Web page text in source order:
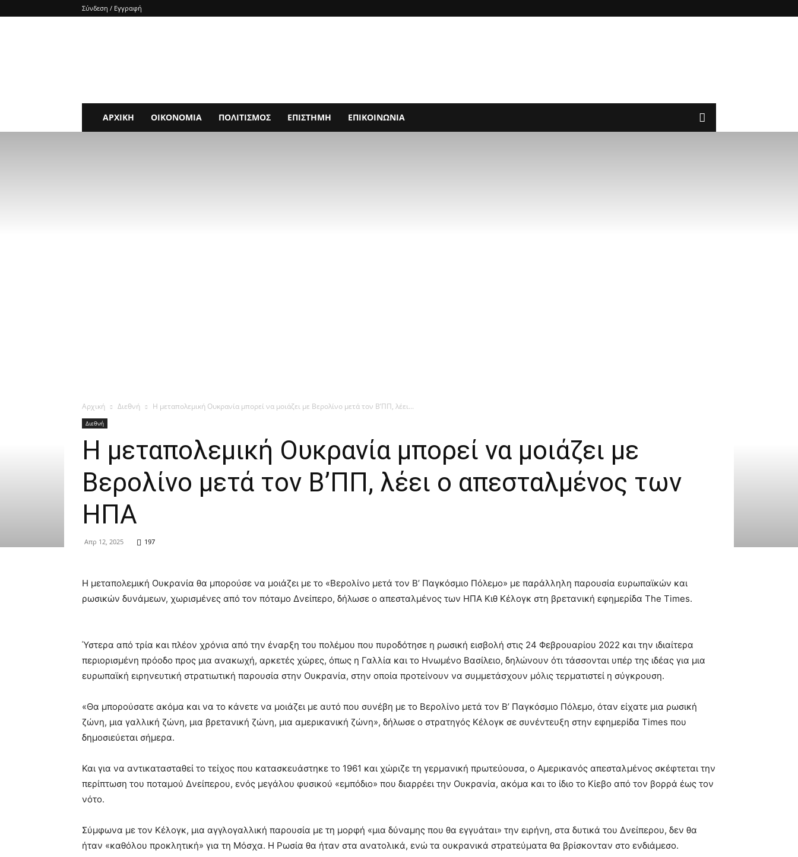
Σύνδεση / Εγγραφή
ΑΡΧΙΚΗ ΟΙΚΟΝΟΜΙΑ ΠΟΛΙΤΙΣΜΟΣ ΕΠΙΣΤΗΜΗ ΕΠΙΚΟΙΝΩΝΙΑ
Αρχική Διεθνή H μεταπολεμική Ουκρανία μπορεί να μοιάζει με Βερολίνο μετά τον Β’ΠΠ, λέει...
Διεθνή
H μεταπολεμική Ουκρανία μπορεί να μοιάζει με
Βερολίνο μετά τον Β’ΠΠ, λέει ο απεσταλμένος των
ΗΠΑ
Απρ 12, 2025 197
Η μεταπολεμική Ουκρανία θα μπορούσε να μοιάζει με το «Βερολίνο μετά τον Β’ Παγκόσμιο Πόλεμο» με παράλληλη παρουσία ευρωπαϊκών και
ρωσικών δυνάμεων, χωρισμένες από τον πόταμο Δνείπερο, δήλωσε ο απεσταλμένος των ΗΠΑ Κιθ Κέλογκ στη βρετανική εφημερίδα The Times.
Ύστερα από τρία και πλέον χρόνια από την έναρξη του πολέμου που πυροδότησε η ρωσική εισβολή στις 24 Φεβρουαρίου 2022 και την ιδιαίτερα
περιορισμένη πρόοδο προς μια ανακωχή, αρκετές χώρες, όπως η Γαλλία και το Ηνωμένο Βασίλειο, δηλώνουν ότι τάσσονται υπέρ της ιδέας για μια
ευρωπαϊκή ειρηνευτική στρατιωτική παρουσία στην Ουκρανία, στην οποία προτείνουν να συμμετάσχουν μόλις τερματιστεί η σύγκρουση.
«Θα μπορούσατε ακόμα και να το κάνετε να μοιάζει με αυτό που συνέβη με το Βερολίνο μετά τον Β’ Παγκόσμιο Πόλεμο, όταν είχατε μια ρωσική
ζώνη, μια γαλλική ζώνη, μια βρετανική ζώνη, μια αμερικανική ζώνη», δήλωσε ο στρατηγός Κέλογκ σε συνέντευξη στην εφημερίδα Times που
δημοσιεύεται σήμερα.
Και για να αντικατασταθεί το τείχος που κατασκευάστηκε το 1961 και χώριζε τη γερμανική πρωτεύουσα, ο Αμερικανός απεσταλμένος σκέφτεται την
περίπτωση του ποταμού Δνείπερου, ενός μεγάλου φυσικού «εμπόδιο» που διαρρέει την Ουκρανία, ακόμα και το ίδιο το Κίεβο από τον βορρά έως τον
νότο.
Σύμφωνα με τον Κέλογκ, μια αγγλογαλλική παρουσία με τη μορφή «μια δύναμης που θα εγγυάται» την ειρήνη, στα δυτικά του Δνείπερου, δεν θα
ήταν «καθόλου προκλητική» για τη Μόσχα. Η Ρωσία θα ήταν στα ανατολικά, ενώ τα ουκρανικά στρατεύματα θα βρίσκονταν στο ενδιάμεσο.